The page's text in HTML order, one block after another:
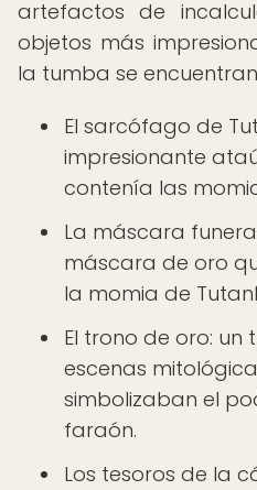
artefactos de
objetos más
la tumba se
El sarcófago de
impresionante
contenía las
La máscara
máscara de oro
la momia de
El trono de oro:
escenas
simbolizaban el
faraón.
Los tesoros de la